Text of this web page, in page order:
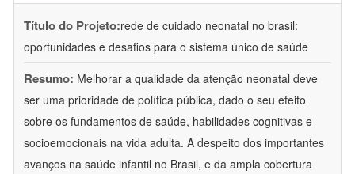
Título do Projeto:rede de cuidado neonatal no brasil:
oportunidades e desafios para o sistema único de saúde
Resumo: Melhorar a qualidade da atenção neonatal deve
ser uma prioridade de política pública, dado o seu efeito
sobre os fundamentos de saúde, habilidades cognitivas e
socioemocionais na vida adulta. A despeito dos importantes
avanços na saúde infantil no Brasil, e da ampla cobertura